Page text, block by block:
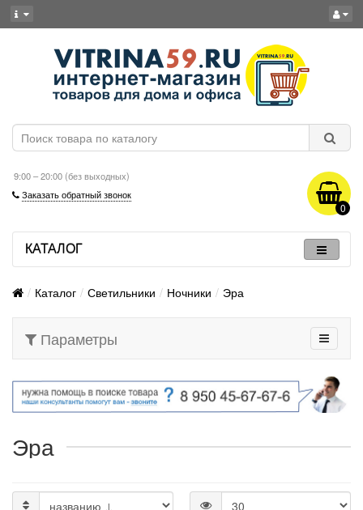
9:00 – 20:00 (без выходных)
Заказать обратный звонок
0
КАТАЛОГ
Каталог Светильники Ночники Эра
Параметры
Эра